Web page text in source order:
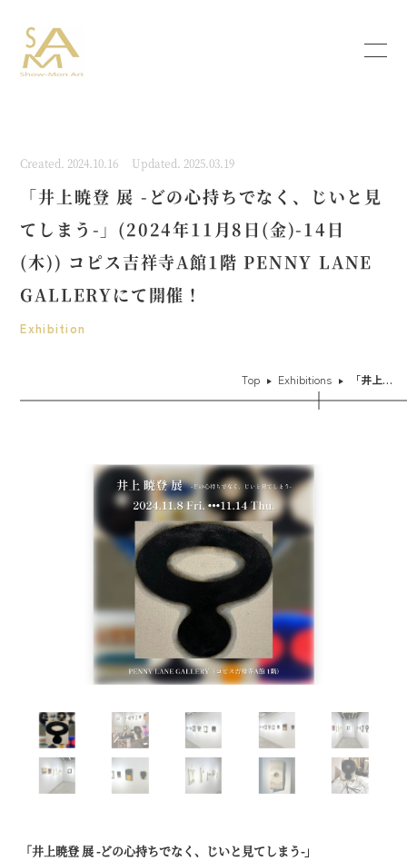
Created. 2024.10.16 Updated. 2025.03.19
「井上暁登 展 -どの心持ちでなく、じいと見
てしまう-」(2024年11月8日(金)-14日
(木)) コピス吉祥寺A館1階 PENNY LANE
GALLERYにて開催！
Exhibition
Top Exhibitions 「井上暁登 展 -どの心持ちでなく、じいと見てしまう-」(2024年11月8日(金)-14日(木)) コピス吉祥寺A館1階 PENNY LANE GALLERYにて開催！
「井上暁登 展 -どの心持ちでなく、じいと見てしまう-」